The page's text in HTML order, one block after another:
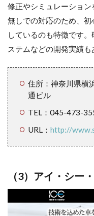
修正やシミュレーショ
無しでの対応のため、
しているのも特徴です
ステムなどの開発実績も
住所：神奈川県横
通ビル
TEL：045-473-
URL： http://
（3） アイ・シー